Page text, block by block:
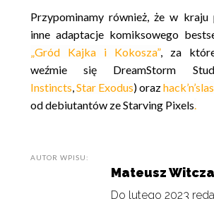
Przypominamy również, że w kraju
inne adaptacje komiksowego
„Gród Kajka i Kokosza”, za
weźmie się DreamStorm
Instincts,Star Exodus) oraz
od debiutantów ze Starving Pixels.
AUTOR WPISU:
Mateusz
Do lutego 2023